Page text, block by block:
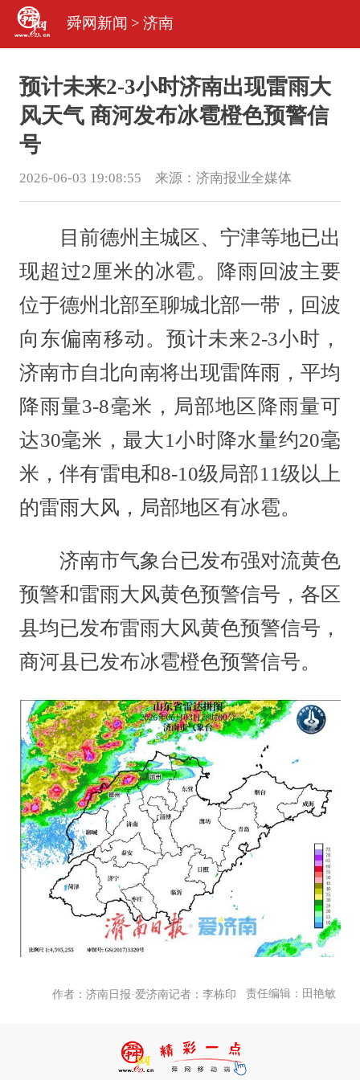
舜网新闻 > 济南
预计未来2-3小时济南出现雷雨大
风天气 商河发布冰雹橙色预警信
号
2026-06-03 19:08:55 来源： 济南报业全媒体
目前德州主城区、宁津等地已出
现超过2厘米的冰雹。降雨回波主要
位于德州北部至聊城北部一带，回波
向东偏南移动。预计未来2-3小时，
济南市自北向南将出现雷阵雨，平均
降雨量3-8毫米，局部地区降雨量可
达30毫米，最大1小时降水量约20毫
米，伴有雷电和8-10级局部11级以上
的雷雨大风，局部地区有冰雹。
济南市气象台已发布强对流黄色
预警和雷雨大风黄色预警信号，各区
县均已发布雷雨大风黄色预警信号，
商河县已发布冰雹橙色预警信号。
作者：济南日报·爱济南记者：李栋印 责任编辑：田艳敏